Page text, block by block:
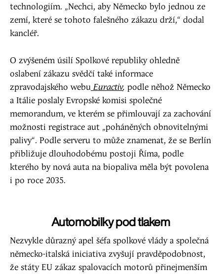
technologiím. „Nechci, aby Německo bylo jednou ze
zemí, které se tohoto falešného zákazu drží,“ dodal
kancléř.
O zvýšeném úsilí Spolkové republiky ohledně
oslabení zákazu svědčí také informace
zpravodajského webu Euractiv, podle něhož Německo
a Itálie poslaly Evropské komisi společné
memorandum, ve kterém se přimlouvají za zachování
možnosti registrace aut „poháněných obnovitelnými
palivy“. Podle serveru to může znamenat, že se Berlín
přibližuje dlouhodobému postoji Říma, podle
kterého by nová auta na biopaliva měla být povolena
i po roce 2035.
Automobilky pod tlakem
Nezvykle důrazný apel šéfa spolkové vlády a společná
německo-italská iniciativa zvyšují pravděpodobnost,
že státy EU zákaz spalovacích motorů přinejmenším